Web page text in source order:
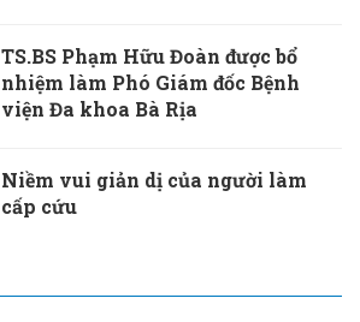
TS.BS Phạm Hữu Đoàn được bổ
nhiệm làm Phó Giám đốc Bệnh
viện Đa khoa Bà Rịa
Niềm vui giản dị của người làm
cấp cứu